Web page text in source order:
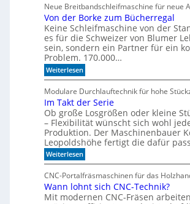
e
n
l
a
D
r
i
l
C
-
g
e
s
t
ü
t
z
t
m
i
d
e
r
Z
e
i
t
e
h
Neue Breitbandschleifmaschine für neue
Von der Borke zum Bücherregal
Keine Schleifmaschine von der
es für die Schweizer von Blumer
sein, sondern ein Partner für ein
Problem. 170.000…
Weiterlesen:
V
o
n
d
e
r
B
o
r
k
e
z
u
m
B
Modulare Durchlauftechnik für hohe
Im Takt der Serie
Ob große Losgrößen oder kleine
– Flexibilität wünscht sich wohl
Produktion. Der Maschinenbauer
Leopoldshöhe fertigt die dafür
Weiterlesen:
I
m
T
a
k
CNC-Portalfräsmaschinen für das
Wann lohnt sich CNC-Technik?
Mit modernen CNC-Fräsen